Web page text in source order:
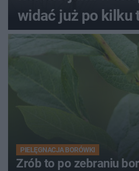
widać już po kilku
PIELĘGNACJA BORÓWKI
Zrób to po zebraniu